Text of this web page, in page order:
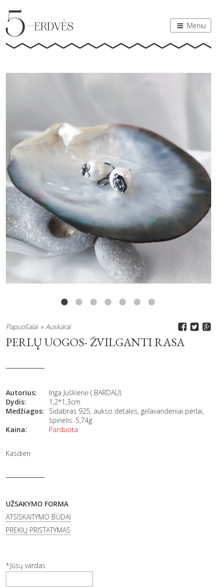
Meniu
Papuošalai Auskarai
PERLŲ UOGOS- ŽVILGANTI RASA
Autorius:
Inga Juškienė ( BARDAU)
Dydis:
1,2*1,3cm
Medžiagos:
Sidabras 925, aukso detalės, gėlavandeniai perlai,
špinelis. 5,74g
Kaina:
Parduota
Kasdien
UŽSAKYMO FORMA
ATSISKAITYMO BŪDAI
PREKIŲ PRISTATYMAS
Jūsų vardas